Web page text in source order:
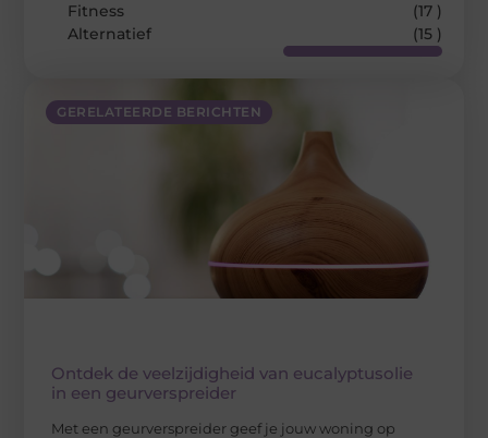
GERELATEERDE BERICHTEN
Ontdek de veelzijdigheid van eucalyptusolie
in een geurverspreider
Met een geurverspreider geef je jouw woning op
Fitness
(17 )
Alternatief
(15 )